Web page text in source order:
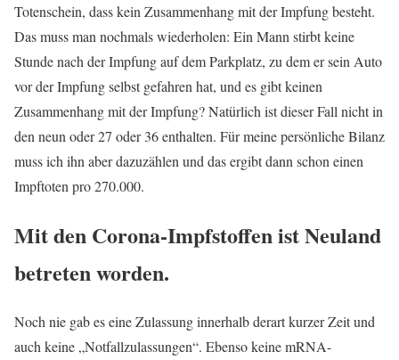
Totenschein, dass kein Zusammenhang mit der Impfung besteht.
Das muss man nochmals wiederholen: Ein Mann stirbt keine
Stunde nach der Impfung auf dem Parkplatz, zu dem er sein Auto
vor der Impfung selbst gefahren hat, und es gibt keinen
Zusammenhang mit der Impfung? Natürlich ist dieser Fall nicht in
den neun oder 27 oder 36 enthalten. Für meine persönliche Bilanz
muss ich ihn aber dazuzählen und das ergibt dann schon einen
Impftoten pro 270.000.
Mit den Corona-Impfstoffen ist Neuland
betreten worden.
Noch nie gab es eine Zulassung innerhalb derart kurzer Zeit und
auch keine „Notfallzulassungen“. Ebenso keine mRNA-